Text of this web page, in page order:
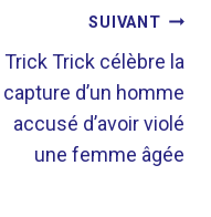
SUIVANT
Trick Trick célèbre la
capture d’un homme
accusé d’avoir violé
une femme âgée